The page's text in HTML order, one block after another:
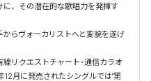
、その潜在的な歌唱力を発揮す
らヴォーカリストへと変貌を遂げ
線リクエストチャート･通信カラオ
月に発売されたシングルでは"第